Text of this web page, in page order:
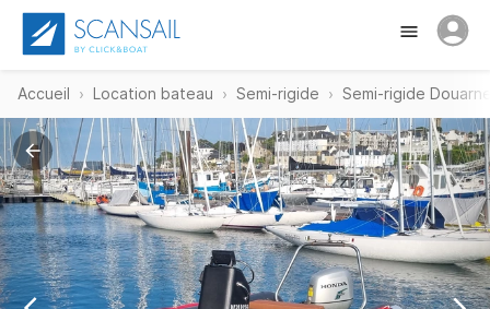
Accueil Location bateau Semi-rigide Semi-rigide